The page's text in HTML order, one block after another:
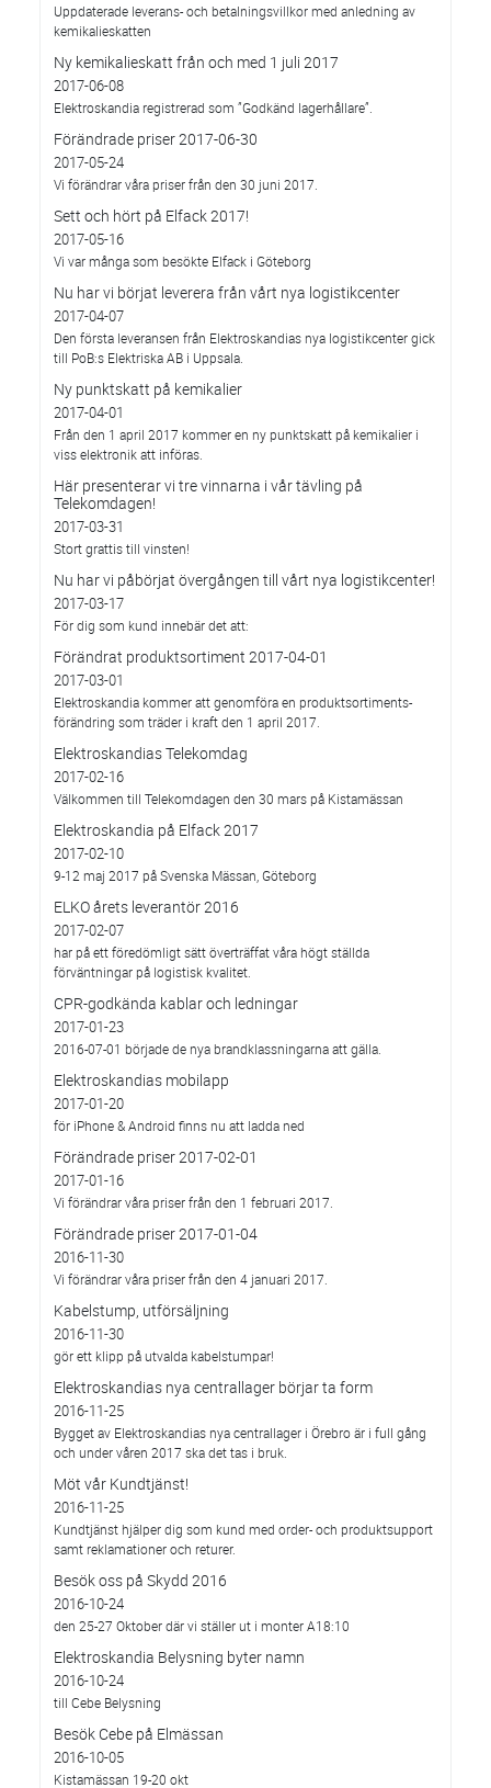
Uppdaterade leverans- och betalningsvillkor med anledning av
kemikalieskatten
Ny kemikalieskatt från och med 1 juli 2017
2017-06-08
Elektroskandia registrerad som ”Godkänd lagerhållare”.
Förändrade priser 2017-06-30
2017-05-24
Vi förändrar våra priser från den 30 juni 2017.
Sett och hört på Elfack 2017!
2017-05-16
Vi var många som besökte Elfack i Göteborg
Nu har vi börjat leverera från vårt nya logistikcenter
2017-04-07
Den första leveransen från Elektroskandias nya logistikcenter gick
till PoB:s Elektriska AB i Uppsala.
Ny punktskatt på kemikalier
2017-04-01
Från den 1 april 2017 kommer en ny punktskatt på kemikalier i
viss elektronik att införas.
Här presenterar vi tre vinnarna i vår tävling på
Telekomdagen!
2017-03-31
Stort grattis till vinsten!
Nu har vi påbörjat övergången till vårt nya logistikcenter!
2017-03-17
För dig som kund innebär det att:
Förändrat produktsortiment 2017-04-01
2017-03-01
Elektroskandia kommer att genomföra en produktsortiments-
förändring som träder i kraft den 1 april 2017.
Elektroskandias Telekomdag
2017-02-16
Välkommen till Telekomdagen den 30 mars på Kistamässan
Elektroskandia på Elfack 2017
2017-02-10
9-12 maj 2017 på Svenska Mässan, Göteborg
ELKO årets leverantör 2016
2017-02-07
har på ett föredömligt sätt överträffat våra högt ställda
förväntningar på logistisk kvalitet.
CPR-godkända kablar och ledningar
2017-01-23
2016-07-01 började de nya brandklassningarna att gälla.
Elektroskandias mobilapp
2017-01-20
för iPhone & Android finns nu att ladda ned
Förändrade priser 2017-02-01
2017-01-16
Vi förändrar våra priser från den 1 februari 2017.
Förändrade priser 2017-01-04
2016-11-30
Vi förändrar våra priser från den 4 januari 2017.
Kabelstump, utförsäljning
2016-11-30
gör ett klipp på utvalda kabelstumpar!
Elektroskandias nya centrallager börjar ta form
2016-11-25
Bygget av Elektroskandias nya centrallager i Örebro är i full gång
och under våren 2017 ska det tas i bruk.
Möt vår Kundtjänst!
2016-11-25
Kundtjänst hjälper dig som kund med order- och produktsupport
samt reklamationer och returer.
Besök oss på Skydd 2016
2016-10-24
den 25-27 Oktober där vi ställer ut i monter A18:10
Elektroskandia Belysning byter namn
2016-10-24
till Cebe Belysning
Besök Cebe på Elmässan
2016-10-05
Kistamässan 19-20 okt